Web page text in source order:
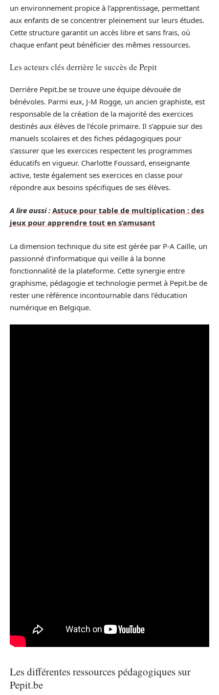
un environnement propice à l’apprentissage, permettant
aux enfants de se concentrer pleinement sur leurs études.
Cette structure garantit un accès libre et sans frais, où
chaque enfant peut bénéficier des mêmes ressources.
Les acteurs clés derrière le succès de Pepit
Derrière Pepit.be se trouve une équipe dévouée de
bénévoles. Parmi eux, J-M Rogge, un ancien graphiste, est
responsable de la création de la majorité des exercices
destinés aux élèves de l’école primaire. Il s’appuie sur des
manuels scolaires et des fiches pédagogiques pour
s’assurer que les exercices respectent les programmes
éducatifs en vigueur. Charlotte Foussard, enseignante
active, teste également ses exercices en classe pour
répondre aux besoins spécifiques de ses élèves.
A lire aussi : Astuce pour table de multiplication : des
jeux pour apprendre tout en s’amusant
La dimension technique du site est gérée par P-A Caille, un
passionné d’informatique qui veille à la bonne
fonctionnalité de la plateforme. Cette synergie entre
graphisme, pédagogie et technologie permet à Pepit.be de
rester une référence incontournable dans l’éducation
numérique en Belgique.
Les différentes ressources pédagogiques sur
Pepit.be